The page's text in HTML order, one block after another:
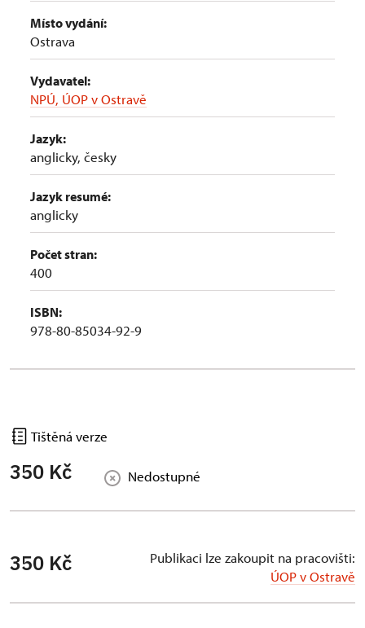
Místo vydání:
Ostrava
Vydavatel:
NPÚ, ÚOP v Ostravě
Jazyk:
anglicky, česky
Jazyk resumé:
anglicky
Počet stran:
400
ISBN:
978-80-85034-92-9
Tištěná verze
350 Kč Nedostupné
350 Kč
Publikaci lze zakoupit na pracovišti:
ÚOP v Ostravě